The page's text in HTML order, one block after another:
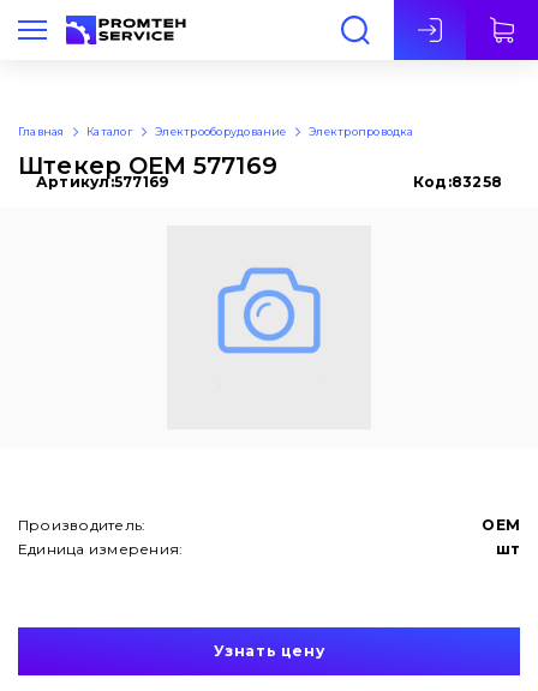
Рус
Главная Каталог Электрооборудование Электропроводка
Штекер OEM 577169
Артикул:577169 Код:83258
Производитель:
OEM
Единица измерения:
шт
Узнать цену